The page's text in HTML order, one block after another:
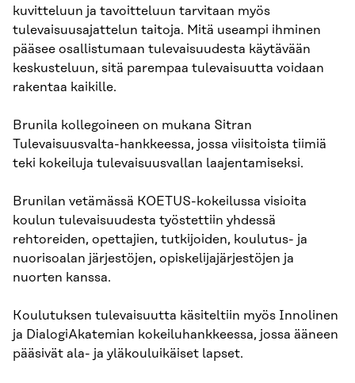
kuvitteluun ja tavoitteluun tarvitaan myös
tulevaisuusajattelun taitoja. Mitä useampi ihminen
pääsee osallistumaan tulevaisuudesta käytävään
keskusteluun, sitä parempaa tulevaisuutta voidaan
rakentaa kaikille.
Brunila kollegoineen on mukana Sitran
Tulevaisuusvalta-hankkeessa, jossa viisitoista tiimiä
teki kokeiluja tulevaisuusvallan laajentamiseksi.
Brunilan vetämässä KOETUS-kokeilussa visioita
koulun tulevaisuudesta työstettiin yhdessä
rehtoreiden, opettajien, tutkijoiden, koulutus- ja
nuorisoalan järjestöjen, opiskelijajärjestöjen ja
nuorten kanssa.
Koulutuksen tulevaisuutta käsiteltiin myös Innolinen
ja DialogiAkatemian kokeiluhankkeessa, jossa ääneen
pääsivät ala- ja yläkouluikäiset lapset.